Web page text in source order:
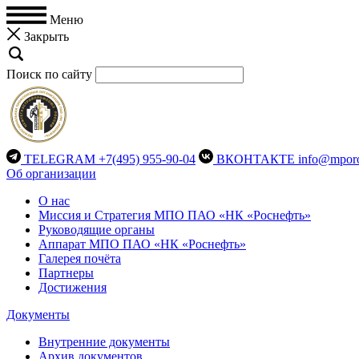
Меню
Закрыть
Поиск по сайту
TELEGRAM +7(495) 955-90-04 ВКОНТАКТЕ
Об организации
О нас
Миссия и Стратегия МПО ПАО «НК «Роснефть»
Руководящие органы
Аппарат МПО ПАО «НК «Роснефть»
Галерея почёта
Партнеры
Достижения
Документы
Внутренние документы
Архив документов